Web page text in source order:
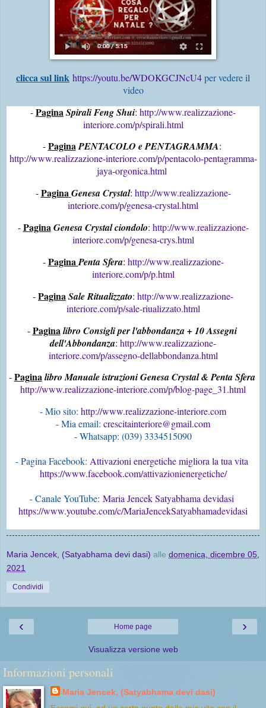
clicca sul link https://youtu.be/WDOKGCJNcU4per vedere il
video
- PaginaSpirali Feng Shui: http://www.realizzazione-
interiore.com/p/spirali.html
- PaginaPENTACOLO e PENTAGRAMMA
http://www.realizzazione-interiore.com/p/pentacolo-pentagramma-
jaya-orgonica.html
- Pagina Genesa Crystal: http://www.realizzazione-
interiore.com/p/genesa-crystal.html
- Pagina Genesa Crystal ciondolo: http://www.realizzazione-
interiore.com/p/genesa-crys.html
- Pagina Penta Sfera: http://www.realizzazione-
interiore.com/p/p.html
- PaginaSale Ritualizzato: http://www.realizzazione-
interiore.com/p/sale-riualizzato.html
- Pagina libro Consigli per l'abbondanza + 10 Assegni
dell'Abbondanza: http://www.realizzazione-
interiore.com/p/assegno-dellabbondanza.html
- Pagina libro Manuale istruzioni Genesa Crystal & Penta Sfera
http://www.realizzazione-interiore.com/p/blog-page_31.html
- Mio sito: http://www.realizzazione-interiore.com
- Mia email: crescitainteriore@gmail.com
- Pagina Facebook:
https://www.facebook.com/attivazionienergetiche/
- Canale YouTube: Maria Jencek Satyabhama devidasi
https://www.youtube.com/c/MariaJencekSatyabhamadevidasi
Maria Jencek, (Satyabhama devi dasi) alle domenica, dicembre 05,
2021
Condividi
‹ ›
Home page
Visualizza versione web
Informazioni personali
Maria Jencek, (Satyabhama devi dasi)